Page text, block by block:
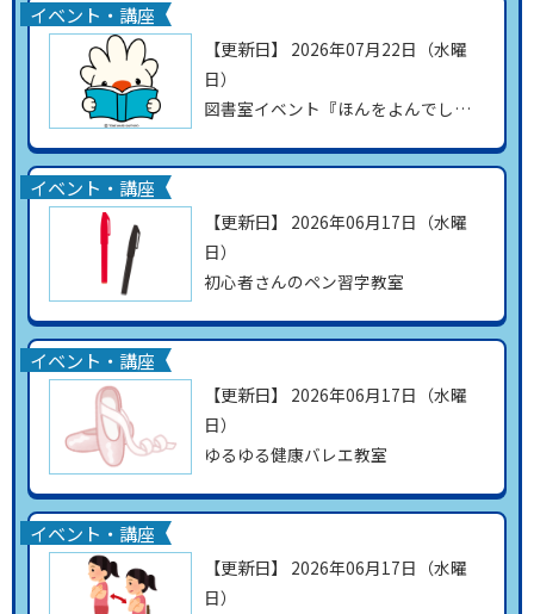
【更新日】
2026年07月22日（水曜
日）
図書室イベント『ほんをよんでしり
イベント・講座
【更新日】
2026年06月17日（水曜
日）
初心者さんのペン習字教室
イベント・講座
【更新日】
2026年06月17日（水曜
日）
ゆるゆる健康バレエ教室
イベント・講座
【更新日】
2026年06月17日（水曜
日）
イベント・講座